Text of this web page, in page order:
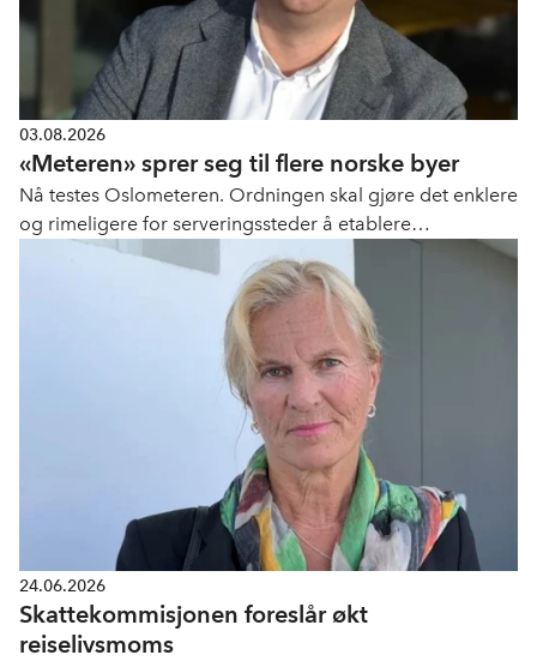
03.08.2026
«Meteren» sprer seg til flere norske byer
Nå testes Oslometeren. Ordningen skal gjøre det enklere
og rimeligere for serveringssteder å etablere
uteservering.
24.06.2026
Skattekommisjonen foreslår økt
reiselivsmoms